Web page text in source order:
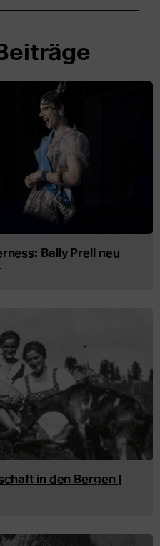
Bally Prell neu
in den Bergen |